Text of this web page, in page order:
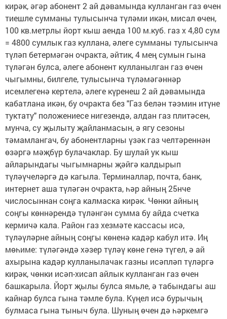
кирәк, әгәр абонент 2 ай дәвамында кулланган газ өчен
тиешле сумманы тулысынча түләми икән, мисал өчен,
100 кв.метрлы йорт кыш аенда 100 м.куб. газ х 4,80 сум
= 4800 сумлык газ куллана, әлеге сумманы тулысынча
түләп бетермәгән очракта, әйтик, 4 мең сумын гына
түләгән булса, әлеге абонент кулланылган газ өчен
чыгымны, билгеле, тулысынча түләмәгәннәр
исемлегенә кертелә, әлеге күренеш 2 ай дәвамында
кабатлана икән, бу очракта без "Газ белән тәэмин итүне
туктату" положениесе нигезендә, алдан газ плитәсен,
мунча, су җылыту җайланмасын, ә ягу сезоны
тәмамлангач, бу абонентларны үзәк газ челтәреннән
өзәргә мәҗбүр булачаклар. Бу шулай ук кыш
айларындагы чыгымнарны җәйгә калдырып
түләүчеләргә дә кагыла. Терминаллар, почта, банк,
интернет аша түләгән очракта, һәр айның 25нче
числосыннан соңга калмаска кирәк. Чөнки айның
соңгы көннәрендә түләнгән сумма бу айда счетка
кермичә кала. Район газ хезмәте кассасы исә,
түләүләрне айның соңгы көненә кадәр кабул итә. Иң
мөһиме: түләгәндә хәзер түләү көне генә түгел, ә ай
ахырына кадәр кулланылачак газны исәпләп түләргә
кирәк, чөнки исәп-хисап айлык кулланган газ өчен
башкарыла. Йорт җылы булса ямьле, ә табындагы аш
кайнар булса гына тәмле була. Күңел исә бурычың
булмаса гына тыныч була. Шуның өчен дә һәркемгә